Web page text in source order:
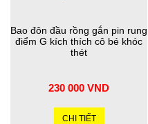
Bao đôn đầu rồng gắn pin rung
điểm G kích thích cô bé khóc
thét
230 000 VND
CHI TIẾT